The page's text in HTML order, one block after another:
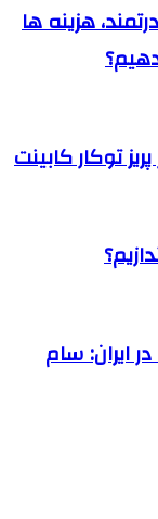
هزینه ها
توکار کابینت
ایران: سام